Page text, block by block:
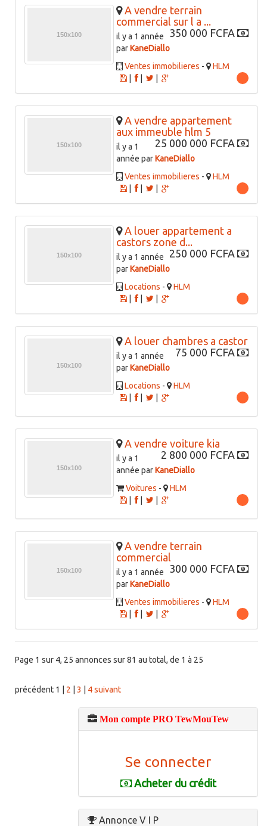
A vendre terrain
commercial sur l a ...
350 000 FCFA
il y a 1 année
parKaneDiallo
Ventes immobilieres -
HLM
|
A vendre appartement
aux immeuble hlm 5
25 000 000 FCFA
il y a 1
année parKaneDiallo
Ventes immobilieres -
HLM
|
A louer appartement a
castors zone d...
250 000 FCFA
il y a 1 année
parKaneDiallo
Locations -
HLM
|
A louer chambres a castor
75 000 FCFA
il y a 1 année
parKaneDiallo
Locations -
HLM
|
A vendre voiture kia
2 800 000 FCFA
il y a 1
année parKaneDiallo
Voitures -
HLM
|
A vendre terrain
commercial
300 000 FCFA
il y a 1 année
parKaneDiallo
Ventes immobilieres -
HLM
|
Page 1 sur 4, 25 annonces sur 81 au total, de 1 à 25
précédent 1 2 3 4suivant
Mon compte PRO TewMouTew
Se connecter
Acheter du crédit
Annonce V I P